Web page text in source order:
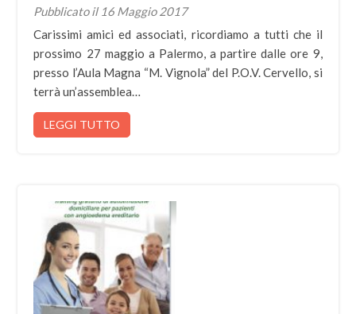
Pubblicato il 16 Maggio 2017
Carissimi amici ed associati, ricordiamo a tutti che il
prossimo 27 maggio a Palermo, a partire dalle ore 9,
presso l’Aula Magna “M. Vignola” del P.O.V. Cervello, si
terrà un’assemblea…
LEGGI TUTTO